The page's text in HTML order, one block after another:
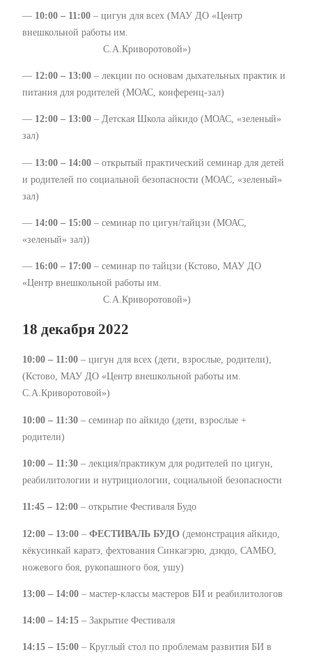
— 10:00 – 11:00 – цигун для всех (МАУ ДО «Центр
внешкольной работы им.
С.А.Криворотовой»)
— 12:00 – 13:00 – лекции по основам дыхательных практик и
питания для родителей (МОАС, конференц-зал)
— 12:00 – 13:00 – Детская Школа айкидо (МОАС, «зеленый»
зал)
— 13:00 – 14:00 – открытый практический семинар для детей
и родителей по социальной безопасности (МОАС, «зеленый»
зал)
— 14:00 – 15:00 – семинар по цигун/тайцзи (МОАС,
«зеленый» зал))
— 16:00 – 17:00 – семинар по тайцзи (Кстово, МАУ ДО
«Центр внешкольной работы им.
С.А.Криворотовой»)
18 декабря 2022
10:00 – 11:00 – цигун для всех (дети, взрослые, родители),
(Кстово, МАУ ДО «Центр внешкольной работы им.
С.А.Криворотовой»)
10:00 – 11:30 – семинар по айкидо (дети, взрослые +
родители)
10:00 – 11:30 – лекция/практикум для родителей по цигун,
реабилитологии и нутрициологии, социальной безопасности
11:45 – 12:00 – открытие Фестиваля Будо
12:00 – 13:00 – ФЕСТИВАЛЬ БУДО (демонстрация айкидо,
кёкусинкай каратэ, фехтования Синкагэрю, дзюдо, САМБО,
ножевого боя, рукопашного боя, ушу)
13:00 – 14:00 – мастер-классы мастеров БИ и реабилитологов
14:00 – 14:15 – Закрытие Фестиваля
14:15 – 15:00 – Круглый стол по проблемам развития БИ в